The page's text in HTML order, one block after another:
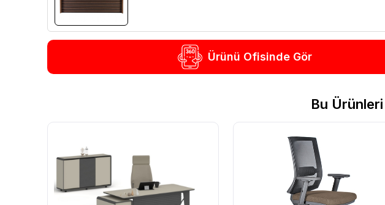
Ürünü Ofisinde Gör
Bu